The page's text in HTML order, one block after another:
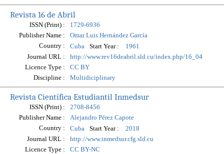
Revista 16 de Abril
ISSN (Print) :
1729-6936
Publisher Name :
Omar Luis Hernández García
Country :
Cuba Start Year :
1961
Journal URL :
http://www.rev16deabril.sld.cu/index.php/16_04
Licence Type :
CC BY
Discipline :
Multidiciplinary
Revista Científica Estudiantil Inmedsur
ISSN (Print) :
2708-8456
Publisher Name :
Alejandro Pérez Capote
Country :
Cuba Start Year :
2018
Journal URL :
http://www.inmedsur.cfg.sld.cu
Licence Type :
CC BY-NC